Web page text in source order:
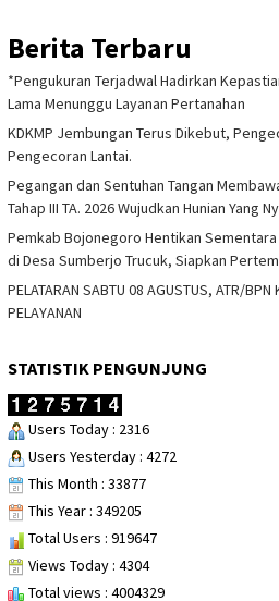
Berita Terbaru
*Pengukuran Terjadwal Hadirkan
Lama Menunggu Layanan Pertanahan
KDKMP Jembungan Terus Dikebut,
Pengecoran Lantai.
Pegangan dan Sentuhan Tangan
Tahap III TA. 2026 Wujudkan Hunian Yang
Pemkab Bojonegoro Hentikan Sementara
di Desa Sumberjo Trucuk, Siapkan
PELATARAN SABTU 08 AGUSTUS, ATR/BPN
PELAYANAN
STATISTIK PENGUNJUNG
Users Today : 2316
Users Yesterday : 4272
This Month : 33877
This Year : 349205
Total Users : 919647
Views Today : 4304
Total views : 4004329